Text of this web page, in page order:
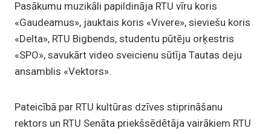
Pasākumu muzikāli papildināja RTU vīru koris
«Gaudeamus», jauktais koris «Vivere», sieviešu koris
«Delta», RTU Bigbends, studentu pūtēju orķestris
«SPO», savukārt video sveicienu sūtīja Tautas deju
ansamblis «Vektors».
Pateicībā par RTU kultūras dzīves stiprināšanu
rektors un RTU Senāta priekšsēdētāja vairākiem RTU